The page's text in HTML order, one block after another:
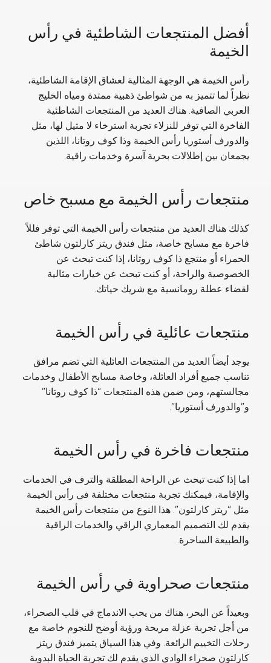
أفضل المنتجعات الشاطئية في رأس
الخيمة
رأس الخيمة هي الوجهة المثالية لعشاق الإقامة الشاطئية،
نظراً لما تتميز به من شواطئ ذهبية ممتدة ومياه الخليج
العربي الصافية. هناك العديد من المنتجعات الشاطئية
الفاخرة التي توفر للنزلاء تجربة استرخاء لا مثيل لها، مثل
والدورف أستوريا رأس الخيمة وذا كوف روتانا، اللذين
يجمعان بين إطلالات بحرية آسرة وخدمات راقية.
منتجعات رأس الخيمة مع مسبح خاص
كذلك هناك العديد من منتجعات رأس الخيمة التي توفر فللاً
فاخرة مع مسابح خاصة، مثل فندق ريتز كارلتون شاطئ
الحمراء أو منتجع ذا كوف روتانا، إذا كنت تبحث عن
الخصوصية والراحة، أو كنت تبحث عن خيارات مثالية
لقضاء عطلة رومانسية مع شريك حياتك.
منتجعات عائلية في رأس الخيمة
يوجد أيضاً العديد من المنتجعات العائلية التي تضم مرافق
تناسب جميع أفراد العائلة، وخاصة مسابح الأطفال وخدمات
مجالستهم، ومن ضمن هذه المنتجعات “ذا كوف روتانا”
و”والدورف أستوريا”.
منتجعات فاخرة في رأس الخيمة
اما إذا كنت تبحث عن الراحة المطلقة والترف في الخدمات
والإقامة، فيمكنك تجربة منتجعات مختلفة في رأس الخيمة
مثل “ريتز كارلتون”. هذا النوع من منتجعات رأس الخيمة
يقدم لك التصميم المعماري الراقي والخدمات الراقية
والطبيعة الساحرة.
منتجعات صحراوية في رأس الخيمة
وبعيداً عن البحر، هناك من يحب الاندماج في قلب الصحراء،
من أجل تجربة عزلة مريحة ورؤية أوضح للنجوم خاصة مع
رحلات التخييم الرائعة. وفي هذا السياق يتميز فندق ريتز
كارلتون صحراء الوادي الذي يقدم لك تجربة الحياة البدوية